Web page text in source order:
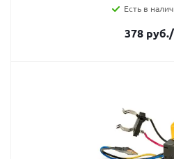
Есть в
378руб.